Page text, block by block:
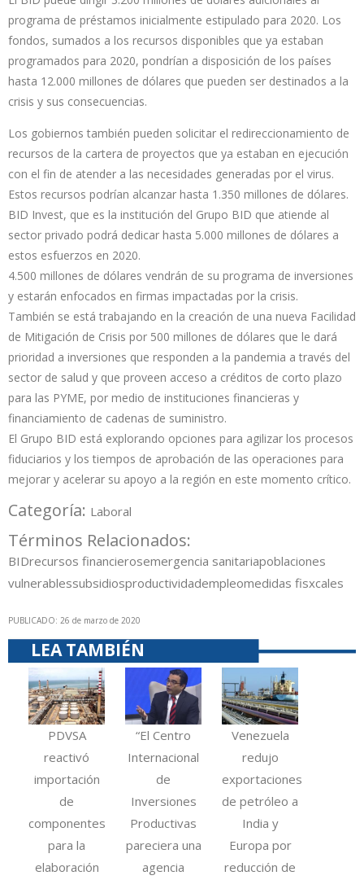
programa de préstamos inicialmente estipulado para 2020. Los
fondos, sumados a los recursos disponibles que ya estaban
programados para 2020, pondrían a disposición de los países
hasta 12.000 millones de dólares que pueden ser destinados a la
crisis y sus consecuencias.
Los gobiernos también pueden solicitar el redireccionamiento de
recursos de la cartera de proyectos que ya estaban en ejecución
con el fin de atender a las necesidades generadas por el virus.
Estos recursos podrían alcanzar hasta 1.350 millones de dólares.
BID Invest, que es la institución del Grupo BID que atiende al
sector privado podrá dedicar hasta 5.000 millones de dólares a
estos esfuerzos en 2020.
4.500 millones de dólares vendrán de su programa de inversiones
y estarán enfocados en firmas impactadas por la crisis.
También se está trabajando en la creación de una nueva Facilidad
de Mitigación de Crisis por 500 millones de dólares que le dará
prioridad a inversiones que responden a la pandemia a través del
sector de salud y que proveen acceso a créditos de corto plazo
para las PYME, por medio de instituciones financieras y
financiamiento de cadenas de suministro.
El Grupo BID está explorando opciones para agilizar los procesos
fiduciarios y los tiempos de aprobación de las operaciones para
mejorar y acelerar su apoyo a la región en este momento crítico.
Categoría: Laboral
Términos Relacionados:
BIDrecursos financierosemergencia sanitariapoblaciones
vulnerablessubsidiosproductividadempleomedidas fisxcales
PUBLICADO: 26 de marzo de 2020
LEA TAMBIÉN
PDVSA
reactivó
importación
de
componentes
para la
elaboración
“El Centro
Internacional
de
Inversiones
Productivas
pareciera una
agencia
Venezuela
redujo
exportaciones
de petróleo a
India y
Europa por
reducción de